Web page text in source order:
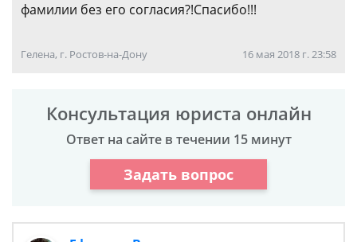
фамилии без его согласия?!Спасибо!!!
Гелена, г. Ростов-на-Дону 16 мая 2018 г. 23:58
Консультация юриста онлайн
Ответ на сайте в течении 15 минут
Задать вопрос